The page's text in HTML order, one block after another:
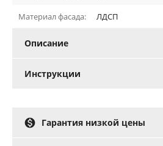
Материал фасада: ЛДСП
Описание
Инструкции
 Гарантия низкой цены